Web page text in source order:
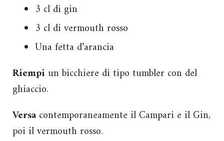
3 cl di gin
3 cl di vermouth rosso
Una fetta d’arancia
Riempiun bicchiere di tipo tumbler con del
ghiaccio.
Versa contemporaneamente il Campari e il Gin,
poi il vermouth rosso.